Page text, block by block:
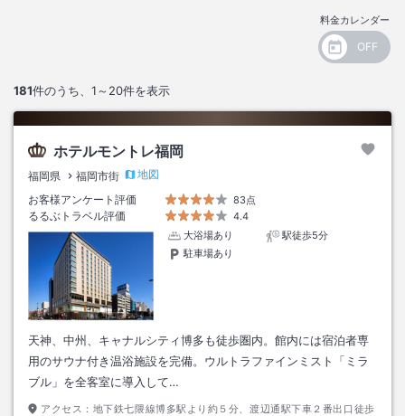
料金カレンダー
181件のうち、 1～20件を表示
ホテルモントレ福岡
福岡県 福岡市街
地図
お客様アンケート評価
83点
るるぶトラベル評価
4.4
大浴場あり
駅徒歩5分
駐車場あり
天神、中州、キャナルシティ博多も徒歩圏内。館内には宿泊者専
用のサウナ付き温浴施設を完備。ウルトラファインミスト「ミラ
ブル」を全客室に導入して…
アクセス： 地下鉄七隈線博多駅より約５分、渡辺通駅下車２番出口徒歩